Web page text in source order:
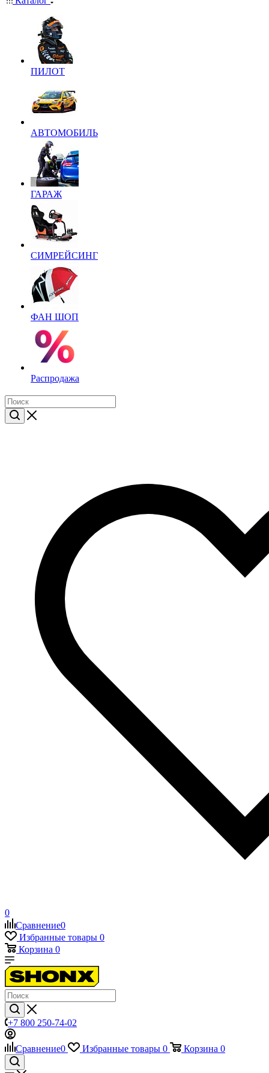
ПИЛОТ
АВТОМОБИЛЬ
ГАРАЖ
СИМРЕЙСИНГ
ФАН ШОП
Распродажа
0
Сравнение0
Избранные товары 0
Корзина 0
+7 800 250-74-02
Сравнение0 Избранные товары 0 Корзина 0